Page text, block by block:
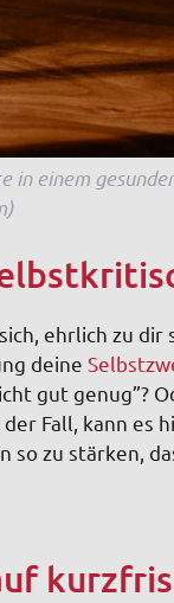
in einem
ehrlich zu
deine
gut genug”?
Fall, kann es
so zu stärken,